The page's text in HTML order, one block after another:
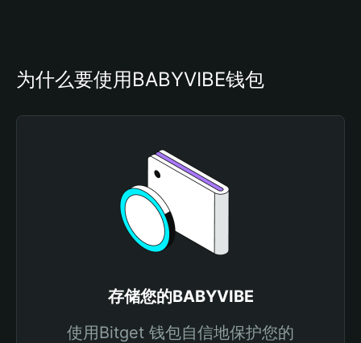
为什么要使用BABYVIBE钱包
存储您的BABYVIBE
使用Bitget 钱包自信地保护您的